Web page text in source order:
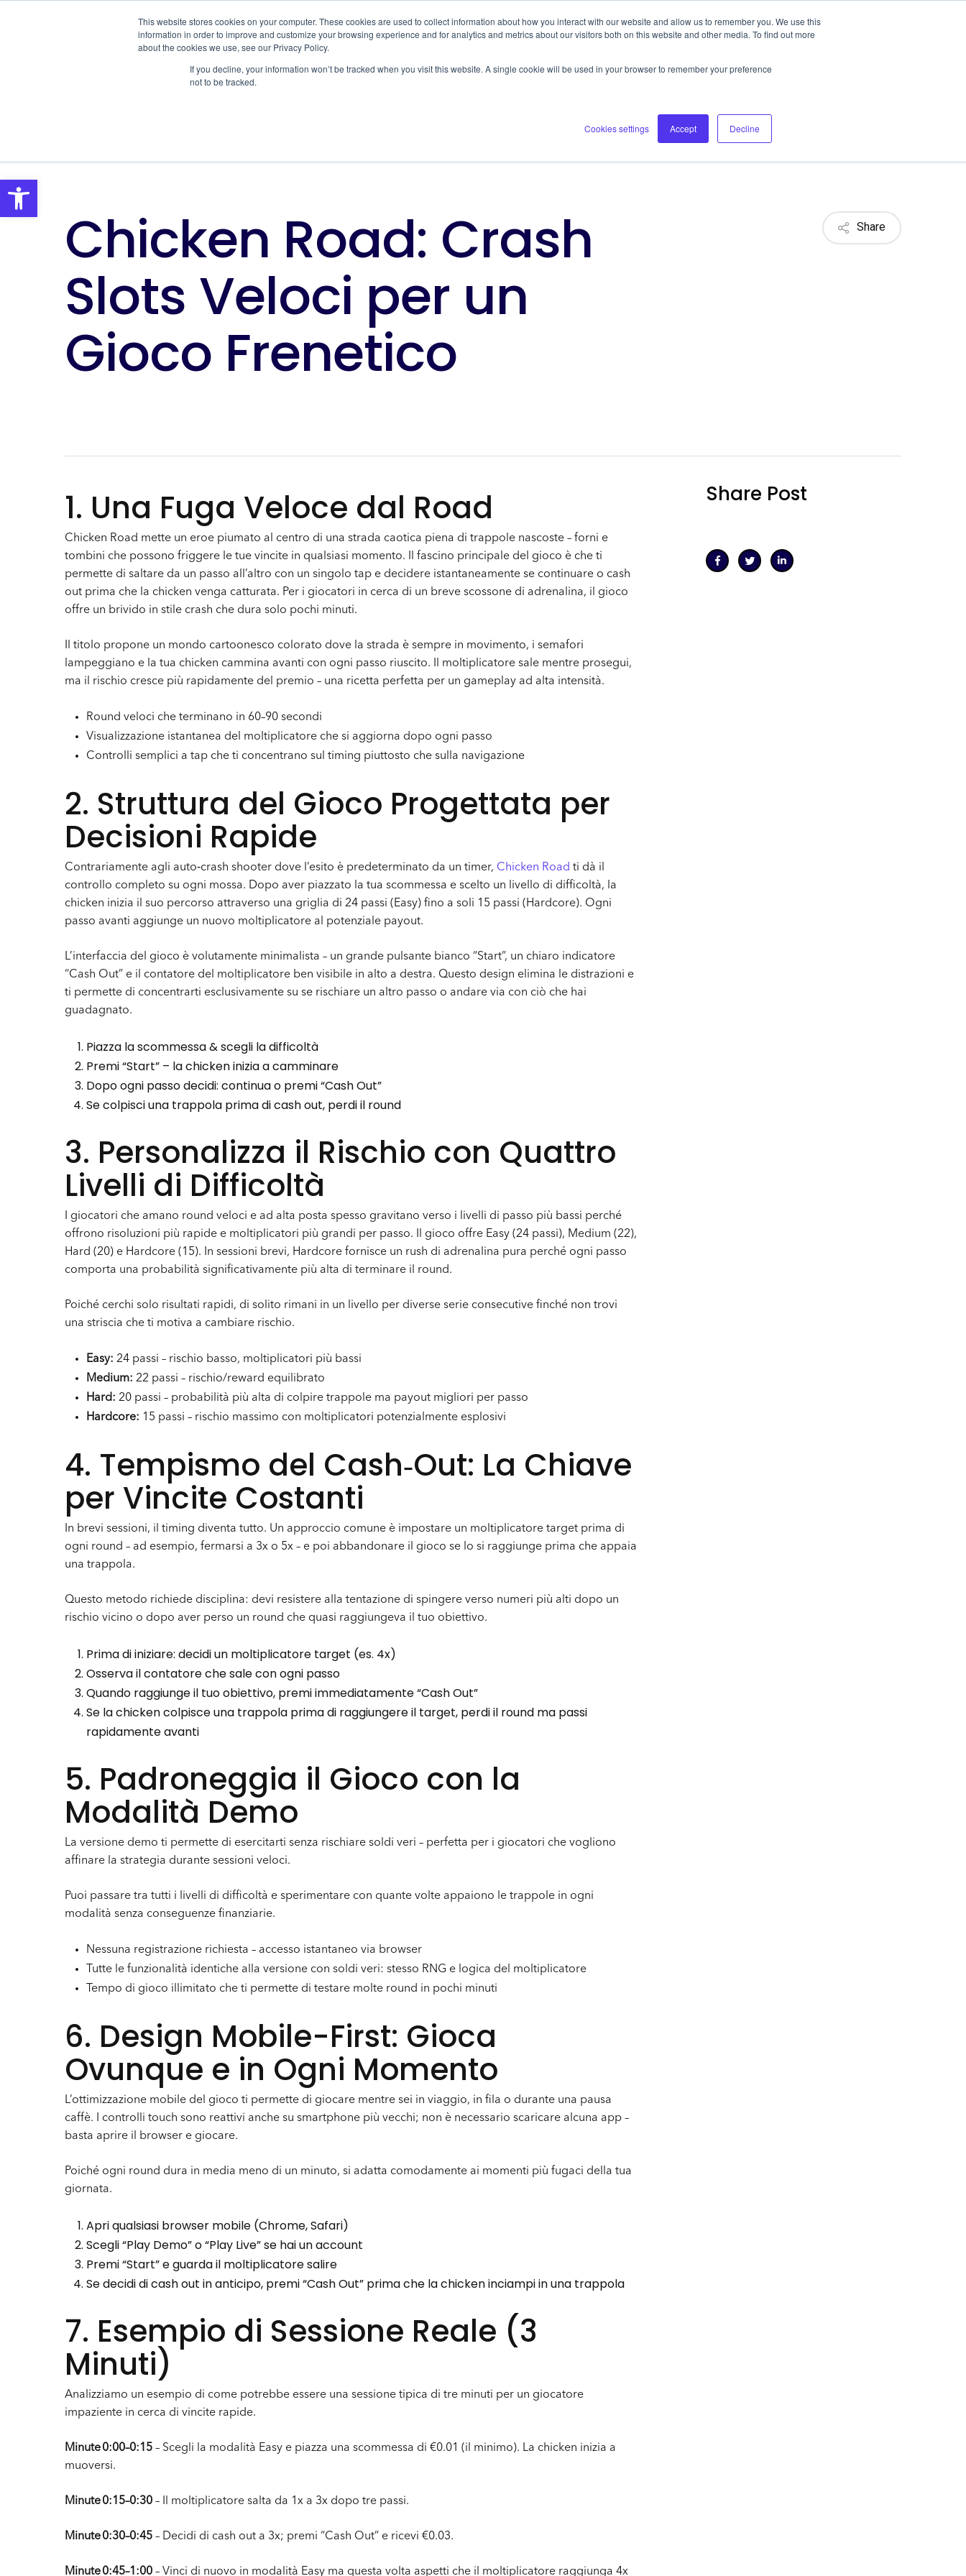
This website stores cookies on your computer. These cookies are used to collect information about how you interact with our website and allow us to remember you. We use this
information in order to improve and customize your browsing experience and for analytics and metrics about our visitors both on this website and other media. To find out more
about the cookies we use, see our Privacy Policy.
If you decline, your information won’t be tracked when you visit this website. A single cookie will be used in your browser to remember your preference
not to be tracked.
Cookies settings Accept Decline
Open toolbar
SOLUTIONS SERVICES COMPANY RESOURCES CONTACT US REQUEST A DEMO
Chicken Road: Crash
Slots Veloci per un
Gioco Frenetico
Share
1. Una Fuga Veloce dal Road
Chicken Road mette un eroe piumato al centro di una strada caotica piena di trappole nascoste – forni e
tombini che possono friggere le tue vincite in qualsiasi momento. Il fascino principale del gioco è che ti
permette di saltare da un passo all’altro con un singolo tap e decidere istantaneamente se continuare o cash
out prima che la chicken venga catturata. Per i giocatori in cerca di un breve scossone di adrenalina, il gioco
offre un brivido in stile crash che dura solo pochi minuti.
Il titolo propone un mondo cartoonesco colorato dove la strada è sempre in movimento, i semafori
lampeggiano e la tua chicken cammina avanti con ogni passo riuscito. Il moltiplicatore sale mentre prosegui,
ma il rischio cresce più rapidamente del premio – una ricetta perfetta per un gameplay ad alta intensità.
Round veloci che terminano in 60–90 secondi
Visualizzazione istantanea del moltiplicatore che si aggiorna dopo ogni passo
Controlli semplici a tap che ti concentrano sul timing piuttosto che sulla navigazione
2. Struttura del Gioco Progettata per
Decisioni Rapide
Contrariamente agli auto‑crash shooter dove l’esito è predeterminato da un timer, Chicken Road ti dà il
controllo completo su ogni mossa. Dopo aver piazzato la tua scommessa e scelto un livello di difficoltà, la
chicken inizia il suo percorso attraverso una griglia di 24 passi (Easy) fino a soli 15 passi (Hardcore). Ogni
passo avanti aggiunge un nuovo moltiplicatore al potenziale payout.
L’interfaccia del gioco è volutamente minimalista – un grande pulsante bianco “Start”, un chiaro indicatore
“Cash Out” e il contatore del moltiplicatore ben visibile in alto a destra. Questo design elimina le distrazioni e
ti permette di concentrarti esclusivamente su se rischiare un altro passo o andare via con ciò che hai
guadagnato.
Piazza la scommessa & scegli la difficoltà
Premi “Start” – la chicken inizia a camminare
Dopo ogni passo decidi: continua o premi “Cash Out”
Se colpisci una trappola prima di cash out, perdi il round
3. Personalizza il Rischio con Quattro
Livelli di Difficoltà
I giocatori che amano round veloci e ad alta posta spesso gravitano verso i livelli di passo più bassi perché
offrono risoluzioni più rapide e moltiplicatori più grandi per passo. Il gioco offre Easy (24 passi), Medium (22),
Hard (20) e Hardcore (15). In sessioni brevi, Hardcore fornisce un rush di adrenalina pura perché ogni passo
comporta una probabilità significativamente più alta di terminare il round.
Poiché cerchi solo risultati rapidi, di solito rimani in un livello per diverse serie consecutive finché non trovi
una striscia che ti motiva a cambiare rischio.
Easy: 24 passi – rischio basso, moltiplicatori più bassi
Medium: 22 passi – rischio/reward equilibrato
Hard: 20 passi – probabilità più alta di colpire trappole ma payout migliori per passo
Hardcore: 15 passi – rischio massimo con moltiplicatori potenzialmente esplosivi
4. Tempismo del Cash‑Out: La Chiave
per Vincite Costanti
In brevi sessioni, il timing diventa tutto. Un approccio comune è impostare un moltiplicatore target prima di
ogni round – ad esempio, fermarsi a 3x o 5x – e poi abbandonare il gioco se lo si raggiunge prima che appaia
una trappola.
Questo metodo richiede disciplina: devi resistere alla tentazione di spingere verso numeri più alti dopo un
rischio vicino o dopo aver perso un round che quasi raggiungeva il tuo obiettivo.
Prima di iniziare: decidi un moltiplicatore target (es. 4x)
Osserva il contatore che sale con ogni passo
Quando raggiunge il tuo obiettivo, premi immediatamente “Cash Out”
Se la chicken colpisce una trappola prima di raggiungere il target, perdi il round ma passi
rapidamente avanti
5. Padroneggia il Gioco con la
Modalità Demo
La versione demo ti permette di esercitarti senza rischiare soldi veri – perfetta per i giocatori che vogliono
affinare la strategia durante sessioni veloci.
Puoi passare tra tutti i livelli di difficoltà e sperimentare con quante volte appaiono le trappole in ogni
modalità senza conseguenze finanziarie.
Nessuna registrazione richiesta – accesso istantaneo via browser
Tutte le funzionalità identiche alla versione con soldi veri: stesso RNG e logica del moltiplicatore
Tempo di gioco illimitato che ti permette di testare molte round in pochi minuti
6. Design Mobile-First: Gioca
Ovunque e in Ogni Momento
L’ottimizzazione mobile del gioco ti permette di giocare mentre sei in viaggio, in fila o durante una pausa
caffè. I controlli touch sono reattivi anche su smartphone più vecchi; non è necessario scaricare alcuna app –
basta aprire il browser e giocare.
Poiché ogni round dura in media meno di un minuto, si adatta comodamente ai momenti più fugaci della tua
giornata.
Apri qualsiasi browser mobile (Chrome, Safari)
Scegli “Play Demo” o “Play Live” se hai un account
Premi “Start” e guarda il moltiplicatore salire
Se decidi di cash out in anticipo, premi “Cash Out” prima che la chicken inciampi in una trappola
7. Esempio di Sessione Reale (3
Minuti)
Analizziamo un esempio di come potrebbe essere una sessione tipica di tre minuti per un giocatore
impaziente in cerca di vincite rapide.
Minute 0:00–0:15 – Scegli la modalità Easy e piazza una scommessa di €0.01 (il minimo). La chicken inizia a
muoversi.
Minute 0:15–0:30 – Il moltiplicatore salta da 1x a 3x dopo tre passi.
Minute 0:30–0:45 – Decidi di cash out a 3x; premi “Cash Out” e ricevi €0.03.
Minute 0:45–1:00 – Vinci di nuovo in modalità Easy ma questa volta aspetti che il moltiplicatore raggiunga 4x
Share Post